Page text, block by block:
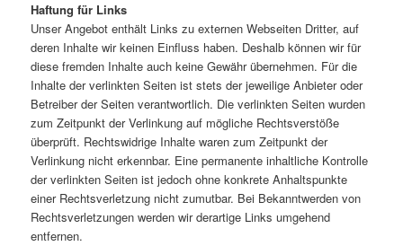
Haftung für Links
Unser Angebot enthält Links zu externen Webseiten Dritter, auf
deren Inhalte wir keinen Einfluss haben. Deshalb können wir für
diese fremden Inhalte auch keine Gewähr übernehmen. Für die
Inhalte der verlinkten Seiten ist stets der jeweilige Anbieter oder
Betreiber der Seiten verantwortlich. Die verlinkten Seiten wurden
zum Zeitpunkt der Verlinkung auf mögliche Rechtsverstöße
überprüft. Rechtswidrige Inhalte waren zum Zeitpunkt der
Verlinkung nicht erkennbar. Eine permanente inhaltliche Kontrolle
der verlinkten Seiten ist jedoch ohne konkrete Anhaltspunkte
einer Rechtsverletzung nicht zumutbar. Bei Bekanntwerden von
Rechtsverletzungen werden wir derartige Links umgehend
entfernen.